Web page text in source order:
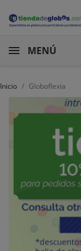
MENÚ
Inicio Globoflexia